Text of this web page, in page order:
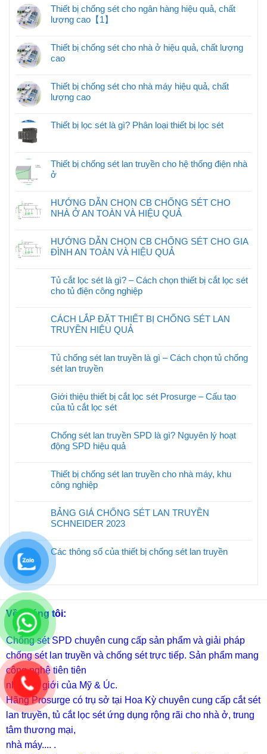
Thiết bị chống sét cho ngân hàng hiệu quả, chất
lượng cao【1】
Thiết bị chống sét cho nhà ở hiệu quả, chất lượng
cao
Thiết bị chống sét cho nhà máy hiệu quả, chất
lượng cao
Thiết bị lọc sét là gì? Phân loại thiết bị lọc sét
Thiết bị chống sét lan truyền cho hệ thống điện nhà
ở
HƯỚNG DẪN CHỌN CB CHỐNG SÉT CHO
NHÀ Ở AN TOÀN VÀ HIỆU QUẢ
HƯỚNG DẪN CHỌN CB CHỐNG SÉT CHO GIA
ĐÌNH AN TOÀN VÀ HIỆU QUẢ
Tủ cắt lọc sét là gì? – Cách chọn thiết bị cắt lọc sét
cho tủ điện công nghiệp
CÁCH LẮP ĐẶT THIẾT BỊ CHỐNG SÉT LAN
TRUYỀN HIỆU QUẢ
Tủ chống sét lan truyền là gì – Cách chọn tủ chống
sét lan truyền
Giới thiệu thiết bị cắt lọc sét Prosurge – Cấu tạo
của tủ cắt lọc sét
Chống sét lan truyền SPD là gì? Nguyên lý hoạt
động SPD hiệu quả
Thiết bị chống sét lan truyền cho nhà máy, khu
công nghiệp
BẢNG GIÁ CHỐNG SÉT LAN TRUYỀN
SCHNEIDER 2023
Các thông số của thiết bị chống sét lan truyền
Về chúng tôi:
Chống sét SPD chuyên cung cấp sản phẩm và giải pháp
chống sét lan truyền và chống sét trực tiếp. Sản phẩm mang
công nghệ tiên tiên
nhất thế giới của Mỹ & Úc.
Hãng Prosurge có trụ sở tại Hoa Kỳ chuyên cung cấp cắt sét
lan truyền, tủ cắt lọc sét ứng dụng rộng rãi cho nhà ở, trung
tâm thương mại,
nhà máy.... .